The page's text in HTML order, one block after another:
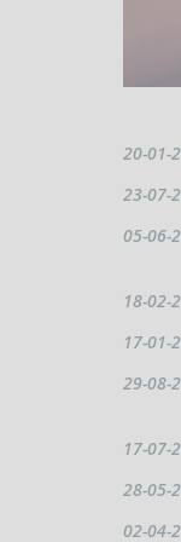
Data
20-01-
Data
23-07-
Data
05-06-
Data
18-02-
Data
17-01-
Data
29-08-
Data
17-07-
Data
28-05-
Data
02-04-